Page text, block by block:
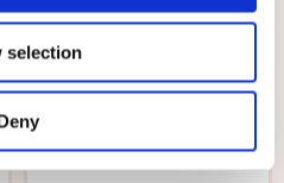
selection
Bussarong Tidlös Mörklila